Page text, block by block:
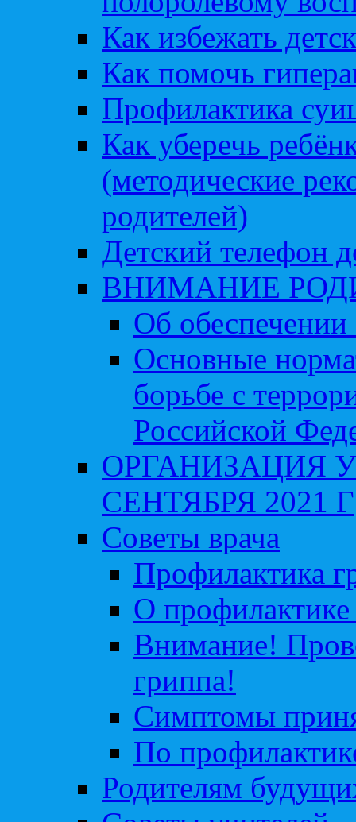
Как избежать
Как помочь
Профилактика
Как уберечь
(методические
родителей)
Детский телефон
ВНИМАНИЕ
Об обеспечении
Основные
борьбе с
Российской
ОРГАНИЗАЦИЯ
СЕНТЯБРЯ 2021 Г
Советы врача
Профилактика
О профилактике
Внимание!
гриппа!
Симптомы
По
Родителям